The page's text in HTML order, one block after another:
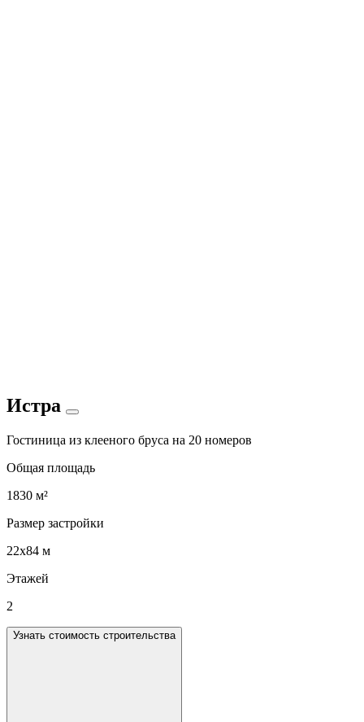
Истра
Гостиница из клееного бруса на 20 номеров
Общая площадь
1830 м²
Размер застройки
22x84 м
Этажей
2
Узнать стоимость строительства